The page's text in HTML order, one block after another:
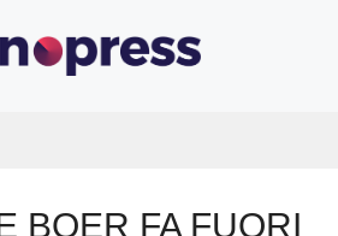
BOER FA FUORI